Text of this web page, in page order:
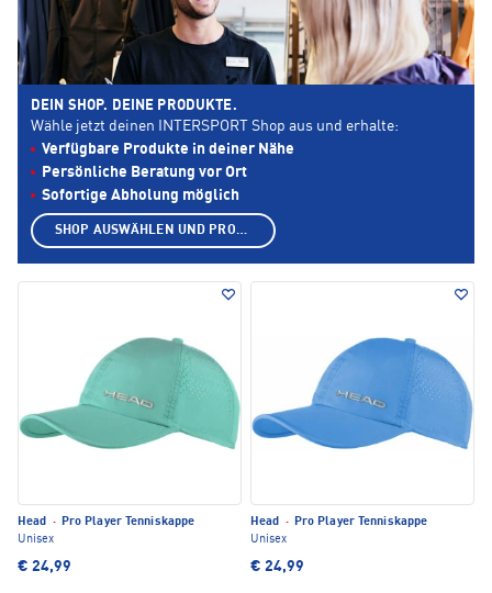
Head · Pro Player Tenniskappe
Unisex
€ 24,99
Head · Pro Player Tenniskappe
Unisex
€ 24,99
DEIN SHOP. DEINE PRODUKTE.
Wähle jetzt deinen INTERSPORT Shop aus und erhalte:
Verfügbare Produkte in deiner Nähe
Persönliche Beratung vor Ort
Sofortige Abholung möglich
SHOP AUSWÄHLEN UND PRODUKTE ANZEIGEN